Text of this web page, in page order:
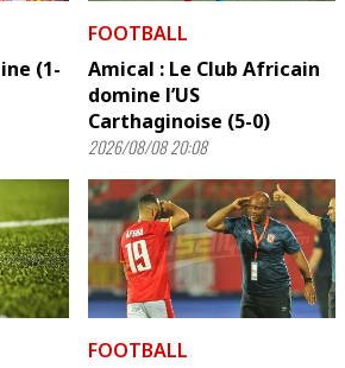
(1-
FOOTBALL
Amical : Le Club Africain
domine l’US
Carthaginoise (5-0)
2026/08/08 20:08
FOOTBALL